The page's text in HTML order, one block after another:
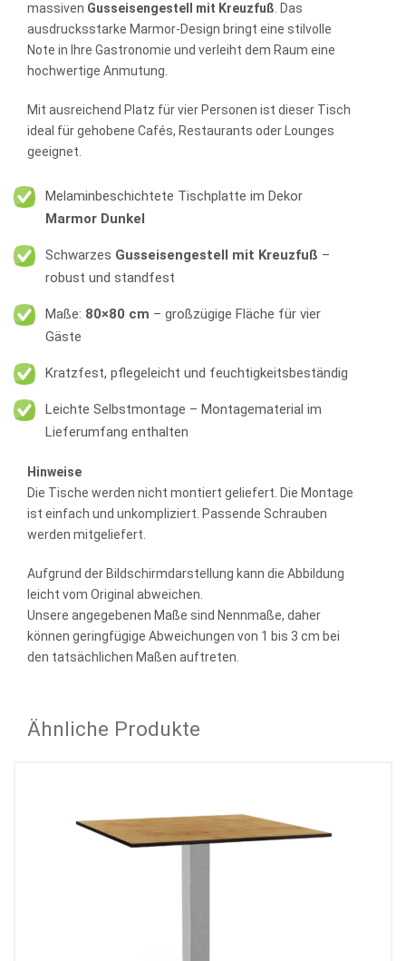
massiven Gusseisengestell mit Kreuzfuß. Das
ausdrucksstarke Marmor-Design bringt eine stilvolle
Note in Ihre Gastronomie und verleiht dem Raum eine
hochwertige Anmutung.
Mit ausreichend Platz für vier Personen ist dieser Tisch
ideal für gehobene Cafés, Restaurants oder Lounges
geeignet.
Melaminbeschichtete Tischplatte im Dekor
Marmor Dunkel
Schwarzes Gusseisengestell mit Kreuzfuß –
robust und standfest
Maße: 80×80 cm – großzügige Fläche für vier
Gäste
Kratzfest, pflegeleicht und feuchtigkeitsbeständig
Leichte Selbstmontage – Montagematerial im
Lieferumfang enthalten
Hinweise
Die Tische werden nicht montiert geliefert. Die Montage
ist einfach und unkompliziert. Passende Schrauben
werden mitgeliefert.
Aufgrund der Bildschirmdarstellung kann die Abbildung
leicht vom Original abweichen.
Unsere angegebenen Maße sind Nennmaße, daher
können geringfügige Abweichungen von 1 bis 3 cm bei
den tatsächlichen Maßen auftreten.
Ähnliche Produkte